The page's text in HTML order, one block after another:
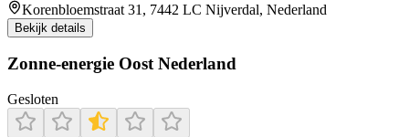
Korenbloemstraat 31, 7442 LC Nijverdal, Nederland
Bekijk details
Zonne-energie Oost Nederland
Gesloten